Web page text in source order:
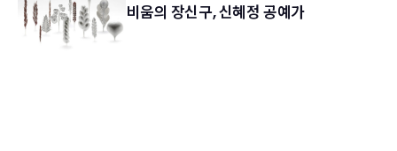
비움의 장신구, 신혜정 공예가